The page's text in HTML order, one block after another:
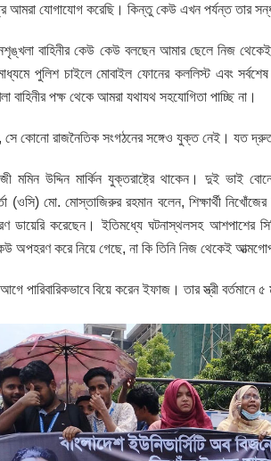
আমরা যোগাযোগ করেছি। কিন্তু কেউ এখন পর্যন্ত তার
বাহিনীর কেউ কেউ বলছেন আমার ছেলে নিজ
পুলিশ চাইলে মোবাইল ফোনের কললিস্ট এবং
পক্ষ থেকে আমরা যথাযথ সহযোগিতা পাচ্ছি না।
সে কোনো রাজনৈতিক সংগঠনের সঙ্গেও যুক্ত নেই। যত
মমিন উদ্দিন মার্কিন যুক্তরাষ্ট্রে থাকেন। দুই ভাই
(ওসি) মো. মোস্তাজিরুর রহমান বলেন, শিক্ষার্থী
ডায়েরি করেছেন। ইতিমধ্যে ঘটনাস্থলসহ আশপাশের
অপহরণ করে নিয়ে গেছে, না কি তিনি নিজ থেকেই
পারিবারিকভাবে বিয়ে করেন ইফাজ। তার স্ত্রী বর্তমানে ৫